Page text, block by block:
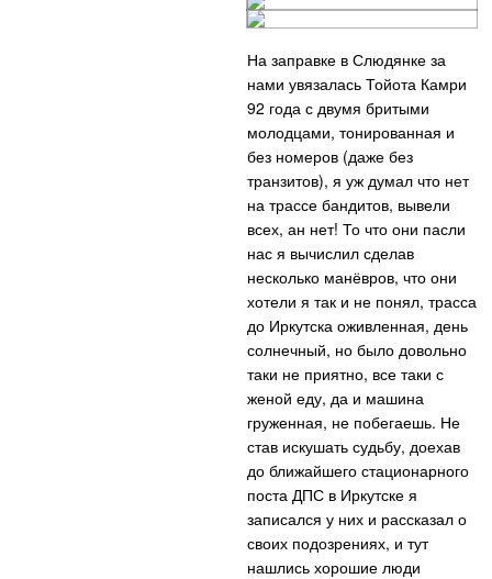
На заправке в Слюдянке за
нами увязалась Тойота Камри
92 года с двумя бритыми
молодцами, тонированная и
без номеров (даже без
транзитов), я уж думал что нет
на трассе бандитов, вывели
всех, ан нет! То что они пасли
нас я вычислил сделав
несколько манёвров, что они
хотели я так и не понял, трасса
до Иркутска оживленная, день
солнечный, но было довольно
таки не приятно, все таки с
женой еду, да и машина
груженная, не побегаешь. Не
став искушать судьбу, доехав
до ближайшего стационарного
поста ДПС в Иркутске я
записался у них и рассказал о
своих подозрениях, и тут
нашлись хорошие люди